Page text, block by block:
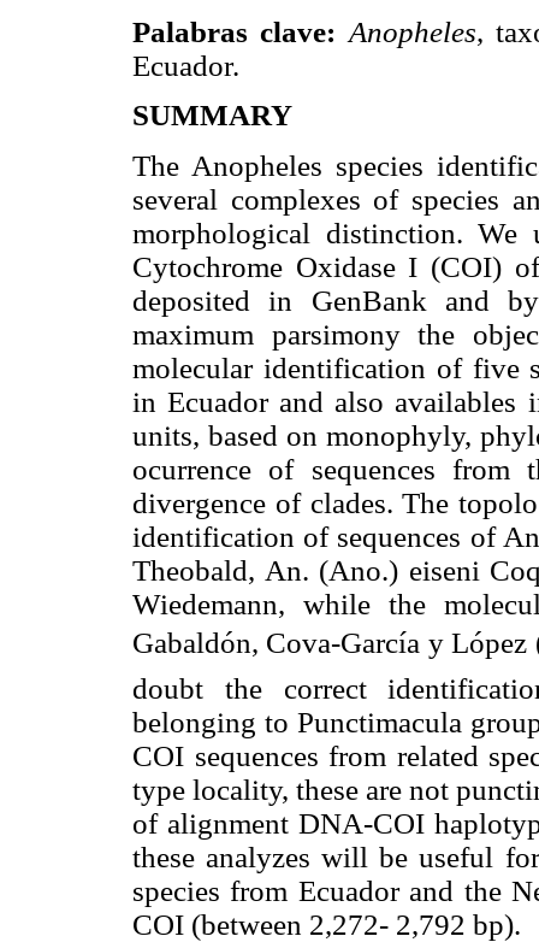
Palabras clave: Anopheles,
Ecuador.
SUMMARY
The Anopheles species
several complexes of species
morphological distinction. We
Cytochrome Oxidase I (COI)
deposited in GenBank and
maximum parsimony the
molecular identification of five
in Ecuador and also availables
units, based on monophyly,
ocurrence of sequences
divergence of clades. The
identification of sequences of
Theobald, An. (Ano.) eiseni
Wiedemann, while the
Gabaldón, Cova-García y López
doubt the correct
belonging to Punctimacula
COI sequences from related
type locality, these are not
of alignment DNA-COI
these analyzes will be useful
species from Ecuador and the
COI (between 2,272- 2,792 bp).